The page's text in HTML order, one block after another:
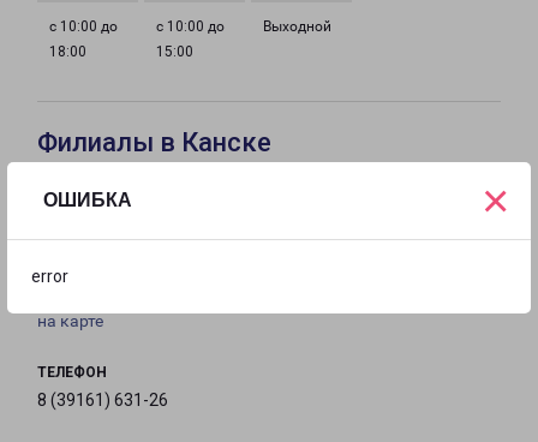
ОШИБКА
error
×
с 10:00 до
18:00
с 10:00 до
15:00
Выходной
Филиалы в Канске
КАНСК
Красноярский край, г. Канск, ул. 40 лет Октября, д.
на карте
ТЕЛЕФОН
8 (39161) 631-26